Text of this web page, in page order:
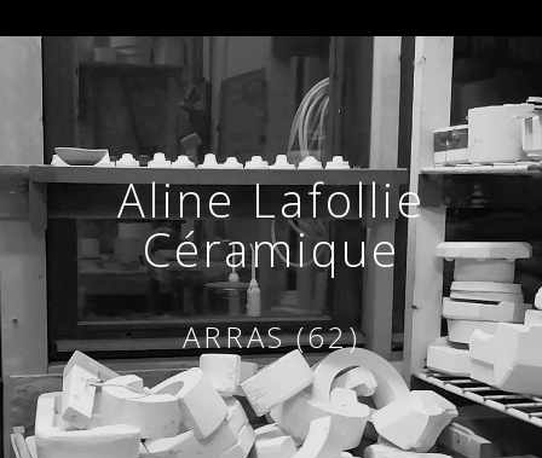
Aline Lafollie
Céramique
ARRAS (62)